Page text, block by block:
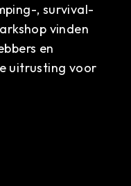
, survival-
vinden
en
uitrusting voor